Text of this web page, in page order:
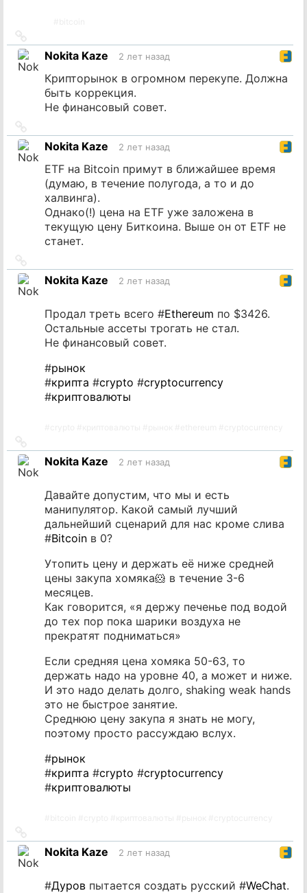
на
источник
Nokita Kaze 2 лет назад
Крипторынок в огромном перекупе. Должна
быть коррекция.
Не финансовый совет.
на
источник
Nokita Kaze 2 лет назад
ETF на Bitcoin примут в ближайшее время
(думаю, в течение полугода, а то и до
халвинга).
Однако(!) цена на ETF уже заложена в
текущую цену Биткоина. Выше он от ETF не
станет.
на
источник
Nokita Kaze 2 лет назад
Продал треть всего #Ethereum по $3426.
Остальные ассеты трогать не стал.
Не финансовый совет.
#рынок
#крипта #crypto #cryptocurrency
#криптовалюты
на
источник
Nokita Kaze 2 лет назад
Давайте допустим, что мы и есть
манипулятор. Какой самый лучший
дальнейший сценарий для нас кроме слива
#Bitcoin в 0?
Утопить цену и держать её ниже средней
цены закупа хомяка🐹 в течение 3-6
месяцев.
Как говорится, «я держу печенье под водой
до тех пор пока шарики воздуха не
прекратят подниматься»
Если средняя цена хомяка 50-63, то
держать надо на уровне 40, а может и ниже.
И это надо делать долго, shaking weak hands
это не быстрое занятие.
Среднюю цену закупа я знать не могу,
поэтому просто рассуждаю вслух.
#рынок
#крипта #crypto #cryptocurrency
#криптовалюты
на
источник
Nokita Kaze 2 лет назад
#Дуров пытается создать русский #WeChat.